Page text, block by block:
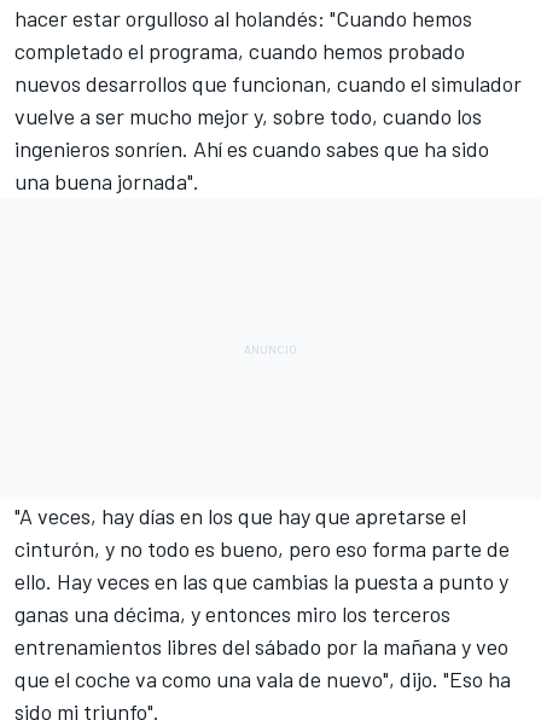
hacer estar orgulloso al holandés: "Cuando hemos
completado el programa, cuando hemos probado
nuevos desarrollos que funcionan, cuando el simulador
vuelve a ser mucho mejor y, sobre todo, cuando los
ingenieros sonríen. Ahí es cuando sabes que ha sido
una buena jornada".
"A veces, hay días en los que hay que apretarse el
cinturón, y no todo es bueno, pero eso forma parte de
ello. Hay veces en las que cambias la puesta a punto y
ganas una décima, y entonces miro los terceros
entrenamientos libres del sábado por la mañana y veo
que el coche va como una vala de nuevo", dijo. "Eso ha
sido mi triunfo".